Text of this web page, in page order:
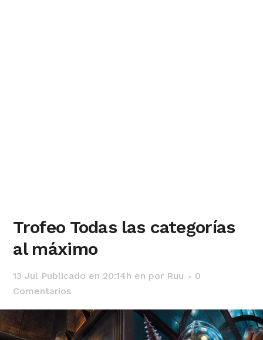
Trofeo Todas las categorías
al máximo
13 Jul Publicado en 20:14h en por Ruu
0
Comentarios